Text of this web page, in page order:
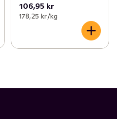
106,95 kr
178,25 kr /kg